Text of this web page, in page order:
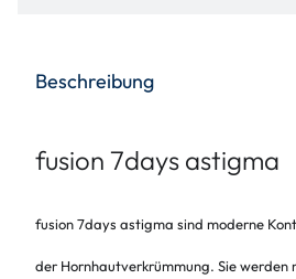
Beschreibung
fusion 7days astigma
fusion 7days astigma sind moderne
der Hornhautverkrümmung. Sie werden